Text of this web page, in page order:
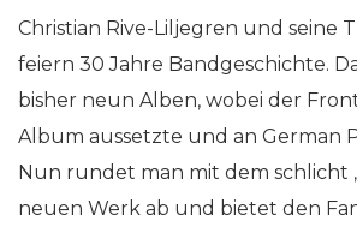
Christian Rive-Liljegren und seine
feiern 30 Jahre Bandgeschichte.
bisher neun Alben, wobei der
Album aussetzte und an German
Nun rundet man mit dem schlicht
neuen Werk ab und bietet den